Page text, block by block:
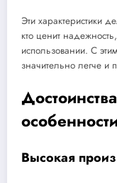
Эти характеристики
кто ценит
использовании. С
значительно легче и
Высокая